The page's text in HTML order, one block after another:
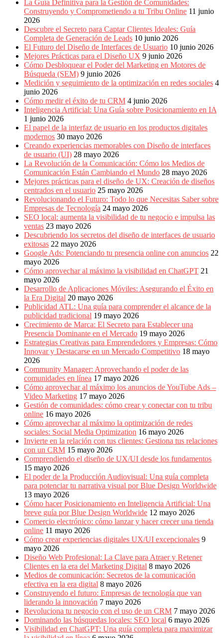
La Guía Definitiva para la Gestión de Comunidades:
Construyendo y Comprometiendo a tu Tribu Online 11 junio
2026
Descubre el Secreto para Captar Clientes Ideales: Guía
Completa de Generación de Leads 10 junio 2026
El Futuro del Diseño de Interfaces de Usuario 10 junio 2026
Mejores Prácticas para el Diseño UX 9 junio 2026
Cómo Desbloquear el Poder del Marketing en Motores de
Búsqueda (SEM) 9 junio 2026
Medición y seguimiento de la optimización en redes sociales 4
junio 2026
Cómo medir el éxito de tu CRM 4 junio 2026
Inteligencia Artificial: Una Guía sobre Posicionamiento en IA
1 junio 2026
El papel de la interfaz de usuario en los productos digitales
modernos 30 mayo 2026
Creando experiencias memorables con Diseño de interfaces
de usuario (UI) 28 mayo 2026
La Revolución de la Comunicación: Cómo los Medios de
Comunicación Están Cambiando el Mundo 28 mayo 2026
Mejores prácticas para el diseño de UX: Creación de diseños
centrados en el usuario 25 mayo 2026
Revolucionando el Futuro: Todo lo que Necesitas Saber sobre
Empresas de Tecnología 24 mayo 2026
SEO local: aumenta la visibilidad de tu negocio e impulsa las
ventas 23 mayo 2026
Descubriendo los secretos del diseño de interfaces de usuario
exitosas 22 mayo 2026
Google Ads: Potenciando tu presencia online con anuncios 22
mayo 2026
Cómo aprovechar al máximo la visibilidad en ChatGPT 21
mayo 2026
Desarrollo de Aplicaciones Móviles: Asegurando el Éxito en
la Era Digital 20 mayo 2026
Publicidad ATL: Una guía para comprender el alcance de la
publicidad tradicional 19 mayo 2026
Crecimiento de Marca: El Secreto para Establecer una
Presencia Dominante en el Mercado 19 mayo 2026
Estrategias Creativas para Emprendedores y Empresas: Cómo
Innovar y Destacarse en un Mercado Competitivo 18 mayo
2026
Community Manager: Aprovechando el poder de las
comunidades en línea 17 mayo 2026
Cómo aprovechar al máximo los anuncios de YouTube Ads –
Video Marketing 17 mayo 2026
Gestión de comunidades: cómo crear y conectar con tu tribu
online 16 mayo 2026
Cómo aprovechar al máximo la optimización de redes
sociales: Social Media Optimization 16 mayo 2026
Invierte en la relación con tus clientes: Gestiona tus relaciones
con un CRM 15 mayo 2026
Comprendiendo el diseño de UX/UI desde los fundamentos
15 mayo 2026
El poder de la Producción Audiovisual: Una guía completa
para potenciar tu narrativa visual por Blue Design Worldwide
13 mayo 2026
Cómo hacer Posicionamiento en Inteligencia Artificial: Una
breve guía por Blue Design Worldwide 12 mayo 2026
Comercio electrónico: cómo lanzar y hacer crecer una tienda
online 11 mayo 2026
Cómo crear experiencias digitales UX/UI excepcionales 9
mayo 2026
Diseño Web Profesional: La Clave para Atraer y Retener
Clientes en la era del Marketing Digital 8 mayo 2026
Medios de comunicación: Secretos de la comunicación
efectiva en la era digital 8 mayo 2026
Construyendo el futuro: Empresas de tecnología que van
liderando la innovación 7 mayo 2026
Revoluciona tu negocio con el uso de un CRM 7 mayo 2026
Dominando las búsquedas locales: SEO local 6 mayo 2026
Visibilidad en ChatGPT: Una guía completa para maximizar